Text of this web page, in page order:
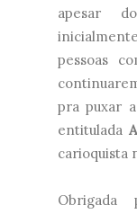
apesar
pessoas
pra puxar
entitulada
carioquista
Obrigada